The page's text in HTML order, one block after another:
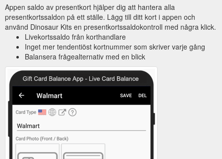
Appen saldo av presentkort hjälper dig att hantera alla
presentkortssaldon på ett ställe. Lägg till ditt kort i appen och
använd Dinosaur Kits en presentkortssaldokontroll med några klick.
Livekortssaldo från korthandlare
Inget mer tendentiöst kortnummer som skriver varje gång
Balansera frågealternativ med en blick